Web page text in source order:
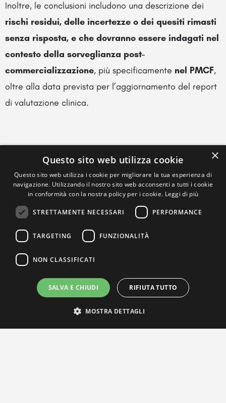
Inoltre, le conclusioni includono una descrizione dei
rischi residui, delle incertezze o dei quesiti rimasti
senza risposta, e che dovranno essere indagati nel
contesto della sorveglianza post-
commercializzazione, più specificamente nel PMCF,
oltre alla data prevista per l’aggiornamento del report
di valutazione clinica.
×
Questo sito web utilizza cookie
Questo sito web utilizza i cookie per migliorare la tua esperienza di
navigazione. Utilizzando il nostro sito web acconsenti a tutti i cookie
in conformità con la nostra policy per i cookie. Leggi di più
STRETTAMENTE NECESSARI PERFORMANCE
TARGETING FUNZIONALITÀ
NON CLASSIFICATI
SALVA E CHIUDI RIFIUTA TUTTO
MOSTRA DETTAGLI